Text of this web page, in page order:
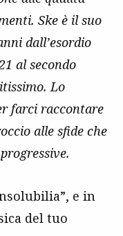
Ske è il suo
dall’esordio
al secondo
Lo
farci raccontare
alle sfide che
e in
del tuo